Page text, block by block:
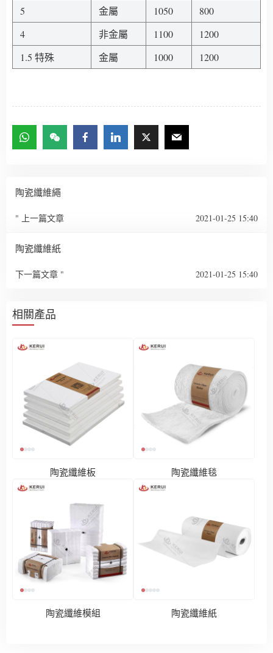
5
金屬 1050
800
4
非金屬 1100
1200
1.5 特殊
金屬 1000 1200
陶瓷纖維繩
" 上一篇文章 2021-01-25 15:40
陶瓷纖維紙
下一篇文章 " 2021-01-25 15:40
相關產品
陶瓷纖維板 陶瓷纖維毯
陶瓷纖維模組 陶瓷纖維紙